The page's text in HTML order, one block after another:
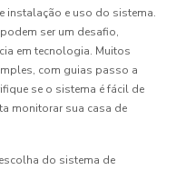
instalação e uso do sistema.
ser um desafio,
em tecnologia. Muitos
com guias passo a
se o sistema é fácil de
monitorar sua casa de
do sistema de